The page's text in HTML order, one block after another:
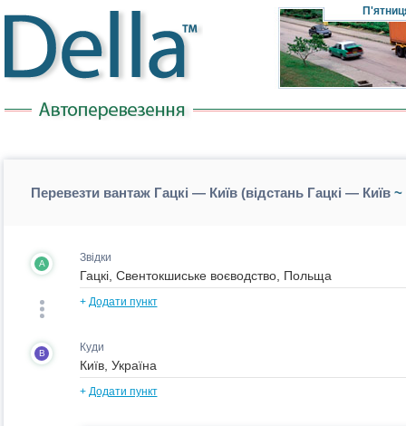
Перевезти вантаж Гацкі — Київ (відстань Гацкі — Київ~
A Звідки
+ Додати пункт
B Куди
+ Додати пункт